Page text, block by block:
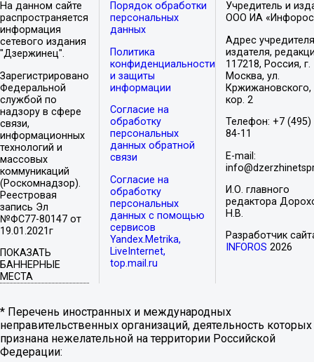
На данном сайте
распространяется
информация
сетевого издания
"Дзержинец".
Зарегистрировано
Федеральной
службой по
надзору в сфере
связи,
информационных
технологий и
массовых
коммуникаций
(Роскомнадзор).
Реестровая
запись Эл
№ФС77-80147 от
19.01.2021г
ПОКАЗАТЬ
БАННЕРНЫЕ
МЕСТА
Порядок обработки
персональных
данных
Политика
конфиденциальности
и защиты
информации
Согласие на
обработку
персональных
данных обратной
связи
Согласие на
обработку
персональных
данных с помощью
сервисов
Yandex.Metrika,
LiveInternet,
top.mail.ru
Учредитель и
ООО ИА
Адрес
издателя,
117218, Россия, г.
Москва, ул.
Кржижановского,
кор. 2
Телефон: +7 (495)
84-11
E-mail:
И.О. главного
редактора
Н.В.
Разработчик
INFOROS 2026
* Перечень иностранных и международных
неправительственных организаций, деятельность которых
признана нежелательной на территории Российской
Федерации: